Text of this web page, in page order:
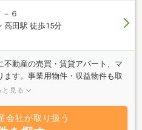
６
高田駅 徒歩15分
不動産の売買・賃貸アパート、マ
す。事業用物件・収益物件も取
「買いたい方」「借りたい方」
応えします。 連絡先は０２５－
ます。
と見る
会社が取り扱う